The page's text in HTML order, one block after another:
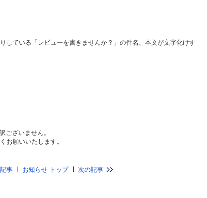
している「レビューを書きませんか？」の件名、本文が文字化けす
ございません。
お願いいたします。
事 お知らせ トップ 次の記事